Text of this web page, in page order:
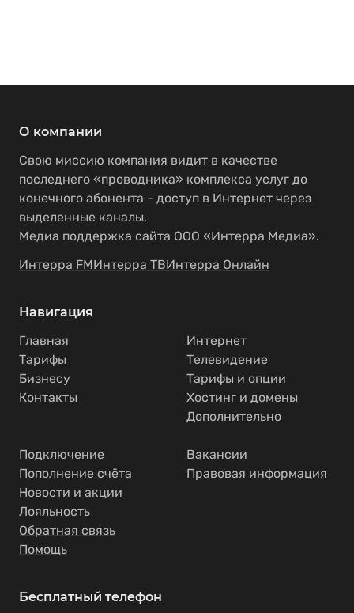
О компании
Свою миссию компания видит в качестве
последнего «проводника» комплекса услуг до
конечного абонента - доступ в Интернет через
выделенные каналы.
Медиа поддержка сайта ООО «Интерра Медиа».
Интерра FMИнтерра ТВИнтерра Онлайн
Навигация
Главная
Тарифы
Бизнесу
Контакты
Интернет
Телевидение
Тарифы и опции
Хостинг и домены
Дополнительно
Подключение
Пополнение счёта
Новости и акции
Лояльность
Обратная связь
Помощь
Вакансии
Правовая информация
Бесплатный телефон